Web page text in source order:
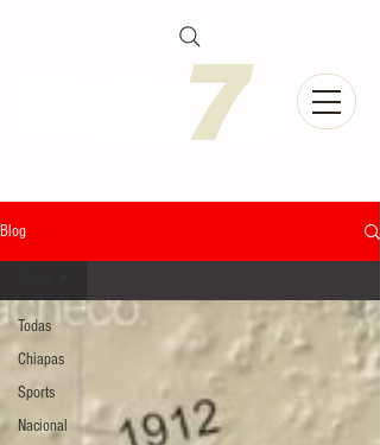
Blog
Todas
Chiapas
Sports
Nacional